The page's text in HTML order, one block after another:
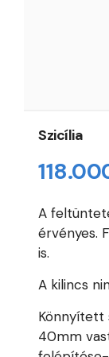
Szicília
A
érvényes.
is.
A kilincs
Könnyített
40mm